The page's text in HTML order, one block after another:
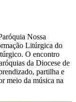
Nossa
Litúrgica do
O encontro
da Diocese de
partilha e
meio da música na